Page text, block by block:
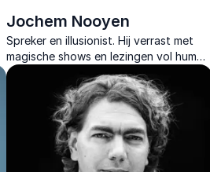
Jochem Nooyen
Spreker en illusionist. Hij verrast met
magische shows en lezingen vol humor,
illusies en inzichten over mens en brein.